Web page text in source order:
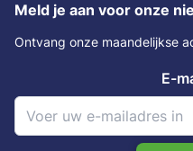
Meld je aan voor onze
Ontvang onze maandelijkse
E-